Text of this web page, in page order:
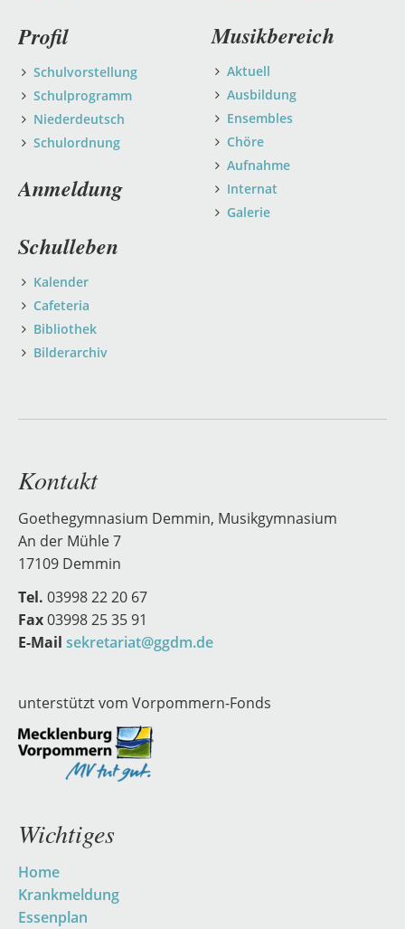
Musikbereich
Aktuell
Ausbildung
Ensembles
Chöre
Aufnahme
Internat
Galerie
Profil
Schulvorstellung
Schulprogramm
Niederdeutsch
Schulordnung
Anmeldung
Schulleben
Kalender
Cafeteria
Bibliothek
Bilderarchiv
Kontakt
Goethegymnasium Demmin, Musikgymnasium
An der Mühle 7
17109 Demmin
Tel. 03998 22 20 67
Fax03998 25 35 91
E-Mail sekretariat@ggdm.de
unterstützt vom Vorpommern-Fonds
Wichtiges
Navigation
überspringen
Home
Krankmeldung
Essenplan